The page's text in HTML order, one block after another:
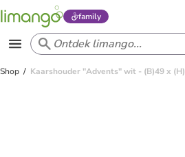
family
Shop Kaarshouder "Advents" wit - (B)49 x